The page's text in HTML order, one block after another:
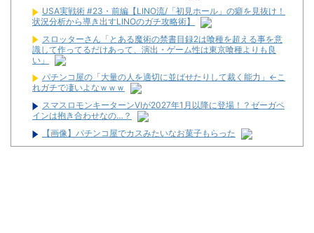
USA実戦術 #23・前編【LINO流/「初見ホール」の癖を見抜け！
状況分析から導き出すLINOのガチ攻略術】
スロッターさん「とある魔術の禁書目録2は喰種を超える事を意
識して作ってるだけあって、演出・ゲーム性は東京喰種よりも良
い」
パチンコ屋の「大量の人を適切に並ばせたりして裁く能力」←こ
れガチで凄いよなｗｗｗ
スマスロモンキーターンⅥが2027年1月以降に登場！？ゼーガペ
インは抱き合わせなの…？
【画像】パチンコ屋でカスみたいなお菓子もらった
パチンコ屋の「大量の人を適切に並ばせたりして裁く能力」←こ